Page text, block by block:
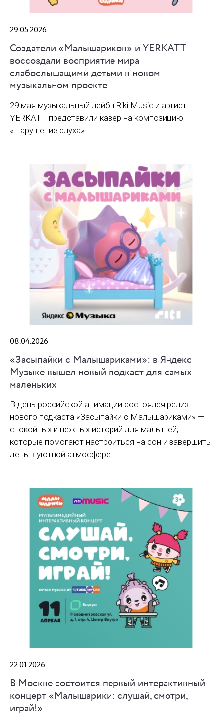
29.05.2026
Создатели «Малышариков» и YERKATT
воссоздали восприятие мира
слабослышащими детьми в новом
музыкальном проекте
29 мая музыкальный лейбл Riki Music и артист
YERKATT представили кавер на композицию
«Нарушение слуха».
08.04.2026
«Засыпайки с Малышариками»: в Яндекс
Музыке вышел новый подкаст для самых
маленьких
В день российской анимации состоялся релиз
нового подкаста «Засыпайки с Малышариками» —
спокойных и нежных историй для малышей,
которые помогают настроиться на сон и завершить
день в уютной атмосфере.
22.01.2026
В Москве состоится первый интерактивный
концерт «Малышарики: слушай, смотри,
играй!»